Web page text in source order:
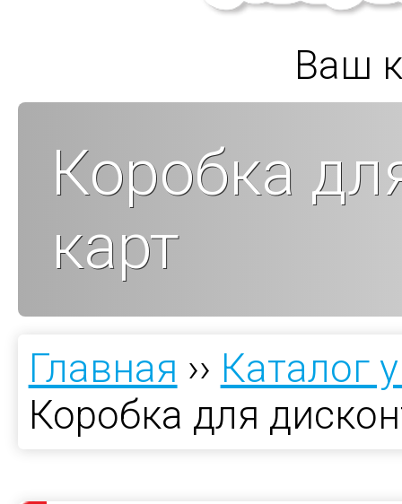
Ваш
Коробка
карт
Главная ›› Каталог
Коробка для